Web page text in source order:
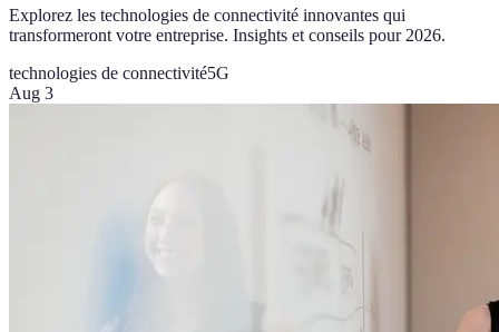
Explorez les technologies de connectivité innovantes qui
transformeront votre entreprise. Insights et conseils pour 2026.
technologies de connectivité5G
Aug 3